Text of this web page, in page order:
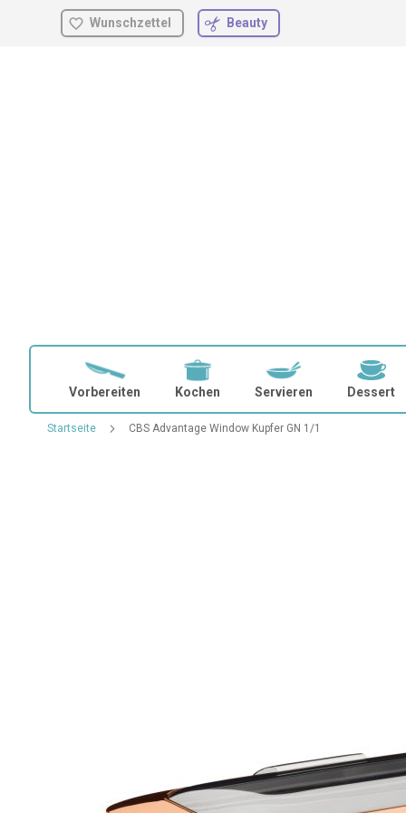
Zum
Wunschzettel Beauty
Vorbereiten Kochen Servieren Dessert
Startseite CBS Advantage Window Kupfer GN 1/1